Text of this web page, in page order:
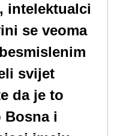
intelektualci
se veoma
svijet
da je to
Bosna i